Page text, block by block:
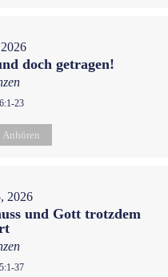
doch getragen!
23
Anhören
2026
und Gott trotzdem
37